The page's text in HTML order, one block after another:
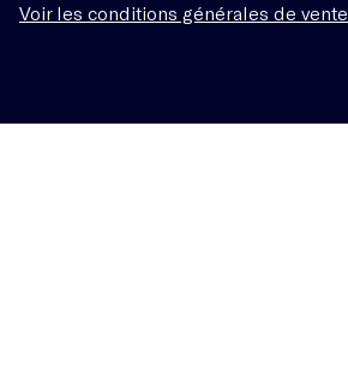
Voir les conditions générales de vente